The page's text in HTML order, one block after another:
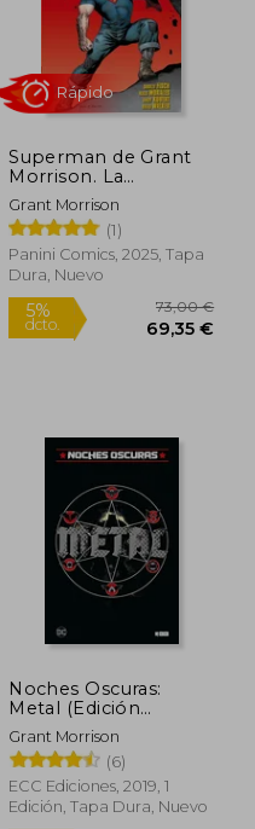
Superman de Grant
Morrison. La
volección vompleta
Grant Morrison
(1)
Panini Comics, 2025, Tapa
Dura, Nuevo
5%
dcto.
Noches Oscuras:
Metal (Edición
Deluxe)
Grant Morrison
(6)
ECC Ediciones, 2019, 1
Edición, Tapa Dura, Nuevo